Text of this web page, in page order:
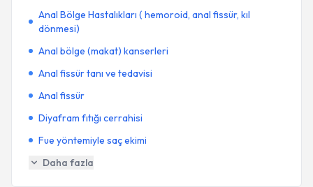
Anal Bölge Hastalıkları ( hemoroid, anal fissür, kıl
dönmesi)
Anal bölge (makat) kanserleri
Anal fissür tanı ve tedavisi
Anal fissür
Diyafram fıtığı cerrahisi
Fue yöntemiyle saç ekimi
Daha fazla